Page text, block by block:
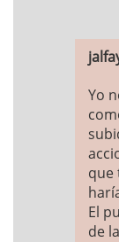
Yo
que
El
de